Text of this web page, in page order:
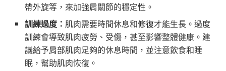
帶外旋等，來加強肩關節的穩定性。
訓練過度： 肌肉需要時間休息和修復才能生長。過度
訓練會導致肌肉疲勞、受傷，甚至影響整體健康。建
議給予肩部肌肉足夠的休息時間，並注意飲食和睡
眠，幫助肌肉恢復。